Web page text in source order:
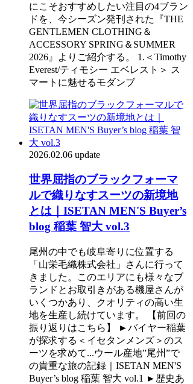
にこそおすすめしたい注目の4ブラン
ドを、今シーズン発刊された『THE
GENTLEMEN CLOTHING＆
ACCESSORY SPRING＆SUMMER
2026』よりご紹介する。 1.＜Timothy
Everest/ティモシー エベレスト＞ ス
マートに魅せるモダンブ
2026.02.06 update
世界屈指のブラックフォーマ
ルで織りなすスーツの新境地
とは｜ISETAN MEN'S Buyer’s
blog 稲葉 智大 vol.3
尾州の中でも岐阜寄りに位置する
「山栄毛織株式会社」さんに行って
きました。このエリアにも様々なブ
ランドとお取引きがある機屋さんが
いくつかあり、クオリティの高い生
地を生産し続けています。 【前回の
振り返りはこちら】 ►バイヤー稲葉
が探求する＜イセタンメンズ＞のス
ーツを求めて...ウール産地”尾州”で
の貴重な旅の記録｜ISETAN MEN'S
Buyer’s blog 稲葉 智大 vol.1 ►歴史あ